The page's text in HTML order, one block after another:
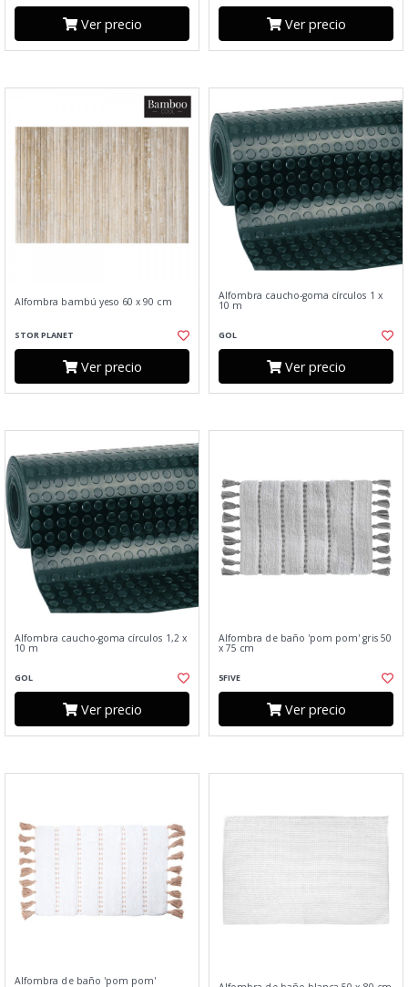
Ver precio Ver precio
Alfombra bambú yeso 60 x 90 cm
STOR PLANET
Ver precio
Alfombra caucho-goma círculos 1 x
10 m
GOL
Ver precio
Alfombra caucho-goma círculos 1,2 x
10 m
GOL
Ver precio
Alfombra de baño 'pom pom' gris 50
x 75 cm
5FIVE
Ver precio
Alfombra de baño 'pom pom'